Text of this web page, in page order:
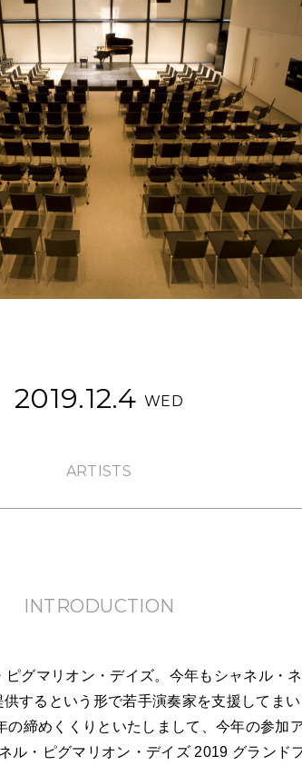
2019.12.4WED
ARTISTS
INTRODUCTION
ピグマリオン・デイズ。今年もシャネル・
するという形で若手演奏家を支援してま
の締めくくりといたしまして、今年の参加
ル・ピグマリオン・デイズ 2019 グランド